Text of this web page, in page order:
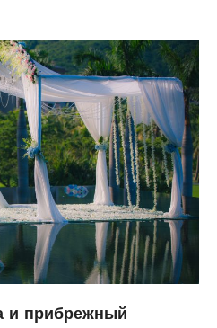
и прибрежный